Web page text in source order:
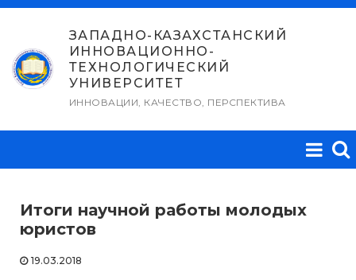
Перейти
содержимому
ЗАПАДНО-КАЗАХСТАНСКИЙ
ИННОВАЦИОННО-
ТЕХНОЛОГИЧЕСКИЙ
УНИВЕРСИТЕТ
ИННОВАЦИИ, КАЧЕСТВО, ПЕРСПЕКТИВА
Итоги научной работы молодых
юристов
19.03.2018